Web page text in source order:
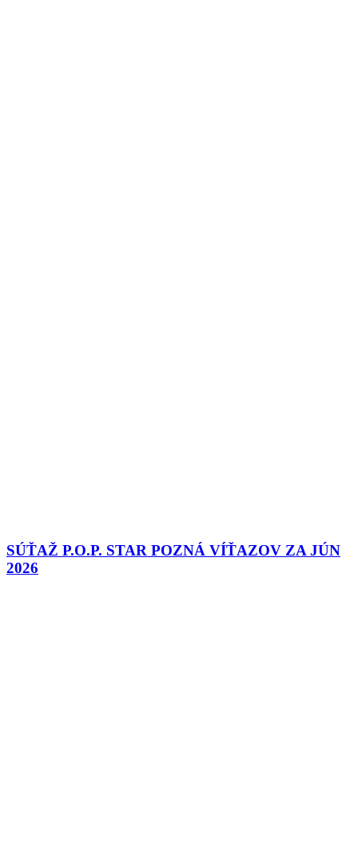
SÚŤAŽ P.O.P. STAR POZNÁ VÍŤAZOV ZA JÚN
2026